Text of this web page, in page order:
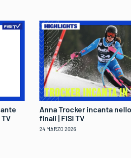
Anna Trocker incanta
finali | FISI TV
24 MARZO 2026